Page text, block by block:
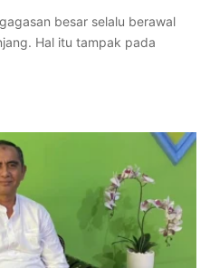
besar selalu berawal
Hal itu tampak pada